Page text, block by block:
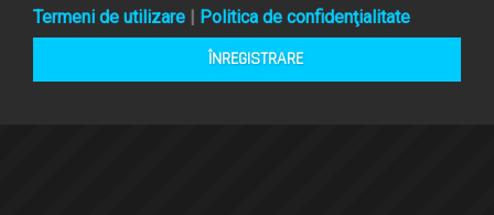
Termeni de utilizare | Politica de confidenţialitate
ÎNREGISTRARE